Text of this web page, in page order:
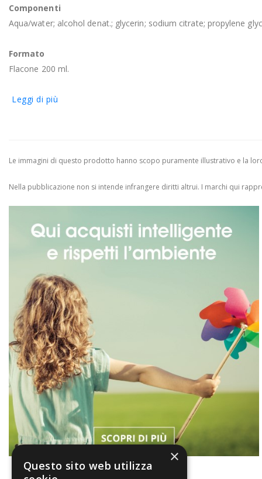
Componenti
Aqua/water; alcohol denat.; glycerin; sodium citrate; propylene
Formato
Flacone 200 ml.
Leggi di più
Le immagini di questo prodotto hanno scopo puramente illustrativo e la
Nella pubblicazione non si intende infrangere diritti altrui. I marchi qui
×
Questo sito web utilizza